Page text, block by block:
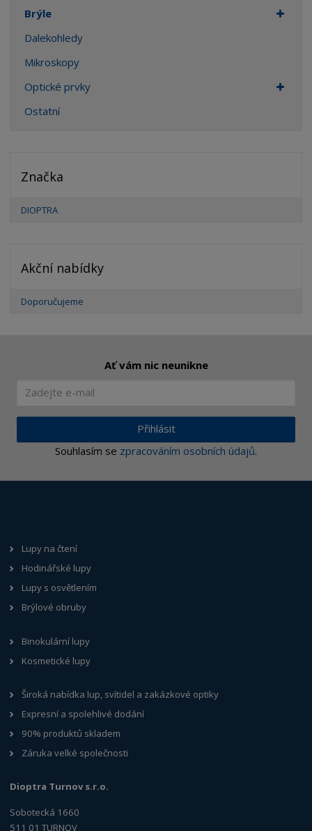
Brýle
Dalekohledy
Mikroskopy
Optické prvky
Ostatní
Značka
DIOPTRA
Akční nabídky
Doporučujeme
Ať vám nic neunikne
Přihlásit
Souhlasím se zpracováním osobních údajů.
Lupy na čtení
Hodinářské lupy
Lupy s osvětlením
Brýlové obruby
Binokulární lupy
Kosmetické lupy
Široká nabídka lup, svítidel a zakázkové optiky
Expresní a spolehlivé dodání
90% produktů skladem
Záruka velké společnosti
Dioptra Turnov s.r.o.
Sobotecká 1660
511 01 TURNOV